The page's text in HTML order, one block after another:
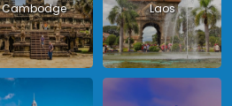
Cambodge Laos